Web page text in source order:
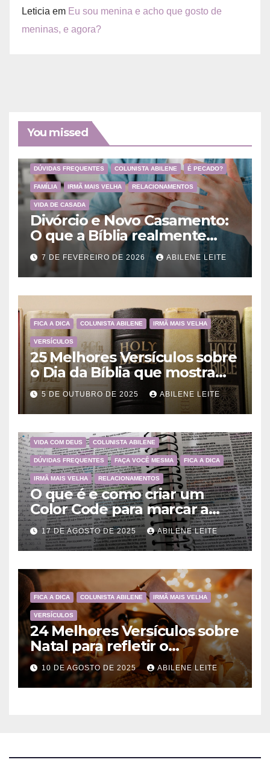
Leticia em Eu sou menina e acho que gosto de
meninas, e agora?
You missed
DÚVIDAS FREQUENTES COLUNISTA ABILENE É PECADO?
FAMÍLIA IRMÃ MAIS VELHA RELACIONAMENTOS
VIDA DE CASADA
Divórcio e Novo Casamento:
O que a Bíblia realmente
ensina
7 DE FEVEREIRO DE 2026 ABILENE LEITE
FICA A DICA COLUNISTA ABILENE IRMÃ MAIS VELHA
VERSÍCULOS
25 Melhores Versículos sobre
o Dia da Bíblia que mostram
a importância da Palavra de
Deus
5 DE OUTUBRO DE 2025 ABILENE LEITE
VIDA COM DEUS COLUNISTA ABILENE
DÚVIDAS FREQUENTES FAÇA VOCÊ MESMA FICA A DICA
IRMÃ MAIS VELHA RELACIONAMENTOS
O que é e como criar um
Color Code para marcar a
Bíblia?
17 DE AGOSTO DE 2025 ABILENE LEITE
FICA A DICA COLUNISTA ABILENE IRMÃ MAIS VELHA
VERSÍCULOS
24 Melhores Versículos sobre
Natal para refletir o
Nascimento de Jesus
10 DE AGOSTO DE 2025 ABILENE LEITE